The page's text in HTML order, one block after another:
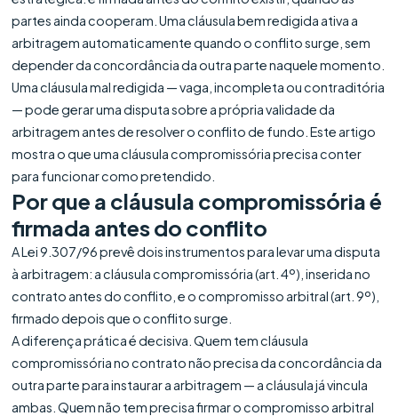
partes ainda cooperam. Uma cláusula bem redigida ativa a
arbitragem automaticamente quando o conflito surge, sem
depender da concordância da outra parte naquele momento.
Uma cláusula mal redigida — vaga, incompleta ou contraditória
— pode gerar uma disputa sobre a própria validade da
arbitragem antes de resolver o conflito de fundo. Este artigo
mostra o que uma cláusula compromissória precisa conter
para funcionar como pretendido.
Por que a cláusula compromissória é
firmada antes do conflito
A Lei 9.307/96 prevê dois instrumentos para levar uma disputa
à arbitragem: a cláusula compromissória (art. 4º), inserida no
contrato antes do conflito, e o compromisso arbitral (art. 9º),
firmado depois que o conflito surge.
A diferença prática é decisiva. Quem tem cláusula
compromissória no contrato não precisa da concordância da
outra parte para instaurar a arbitragem — a cláusula já vincula
ambas. Quem não tem precisa firmar o compromisso arbitral